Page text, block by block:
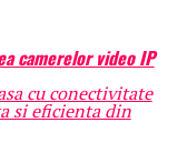
camerelor video IP
cu conectivitate
si eficienta din